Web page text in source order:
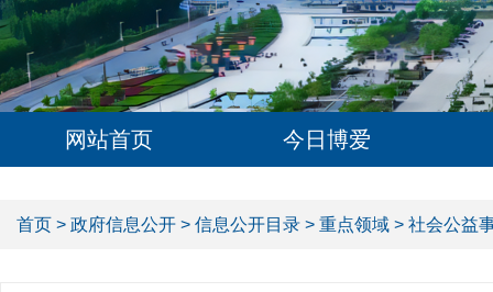
网站首页 今日博爱
首页 > 政府信息公开 > 信息公开目录 > 重点领域 > 社会公益